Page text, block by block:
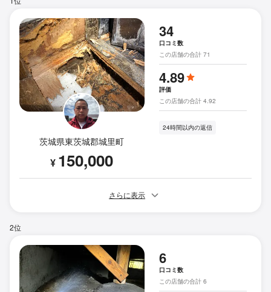
茨城県東茨城郡城里町
¥ 150,000
34
口コミ数
この店舗の合計 71
4.89
評価
この店舗の合計 4.92
24時間以内の返信
さらに表示
2位
6
口コミ数
この店舗の合計 6